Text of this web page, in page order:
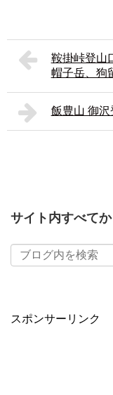
鞍掛峠登山
帽子岳、狗
飯豊山 御
サイト内すべて
スポンサーリンク